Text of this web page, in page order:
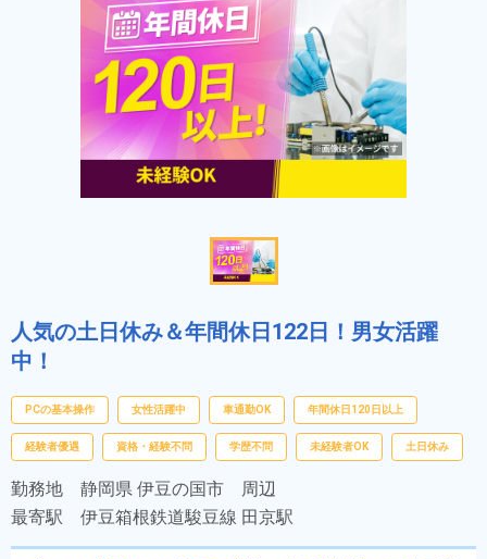
人気の土日休み＆年間休日122日！男女活躍
中！
PCの基本操作 女性活躍中 車通勤OK 年間休日120日以上
経験者優遇 資格・経験不問 学歴不問 未経験者OK 土日休み
勤務地 静岡県 伊豆の国市 周辺
最寄駅 伊豆箱根鉄道駿豆線 田京駅